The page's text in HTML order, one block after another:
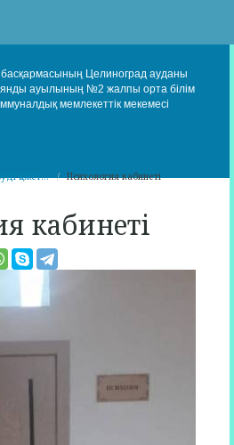
Целиноград ауданы
ауылының №2 жалпы орта білім
мемлекеттік мекемесі
қажет... Психология кабинеті
кабинеті